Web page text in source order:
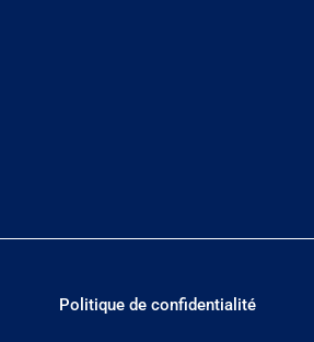
Politique de confidentialité